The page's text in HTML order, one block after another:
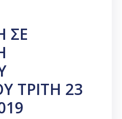
ΣΕ
ΤΡΙΤΗ 23